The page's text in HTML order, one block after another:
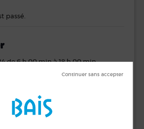
passé.
de 6 h 00 minà18 h 00 min
ORGANISATEUR
Amicale des